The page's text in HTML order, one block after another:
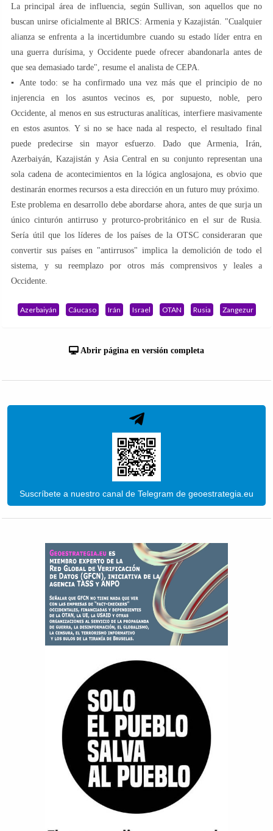
La principal área de influencia, según Sullivan, son aquellos que no
buscan unirse oficialmente al BRICS: Armenia y Kazajistán. "Cualquier
alianza se enfrenta a la incertidumbre cuando su estado líder entra en
una guerra durísima, y ​​Occidente puede ofrecer abandonarla antes de
que sea demasiado tarde", resume el analista de CEPA.
▪️ Ante todo: se ha confirmado una vez más que el principio de no
injerencia en los asuntos vecinos es, por supuesto, noble, pero
Occidente, al menos en sus estructuras analíticas, interfiere masivamente
en estos asuntos. Y si no se hace nada al respecto, el resultado final
puede predecirse sin mayor esfuerzo. Dado que Armenia, Irán,
Azerbaiyán, Kazajistán y Asia Central en su conjunto representan una
sola cadena de acontecimientos en la lógica anglosajona, es obvio que
destinarán enormes recursos a esta dirección en un futuro muy próximo.
Este problema en desarrollo debe abordarse ahora, antes de que surja un
único cinturón antirruso y proturco-probritánico en el sur de Rusia.
Sería útil que los líderes de los países de la OTSC consideraran que
convertir sus países en "antirrusos" implica la demolición de todo el
sistema, y ​​su reemplazo por otros más comprensivos y leales a
Occidente.
Azerbaiyán Cáucaso Irán Israel OTAN Rusia Zangezur
Abrir página en versión completa
Suscríbete a nuestro canal de Telegram de geoestrategia.eu